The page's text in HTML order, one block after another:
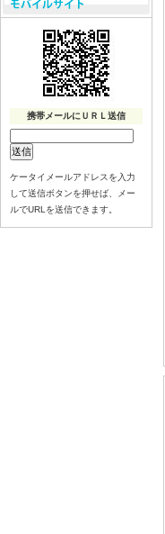
携帯メールにＵＲＬ送信
ケータイメールアドレスを入力
して送信ボタンを押せば、メー
ルでURLを送信できます。